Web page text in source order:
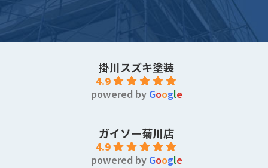
掛川スズキ塗装
4.9
powered by Google
ガイソー菊川店
4.9
powered by Google